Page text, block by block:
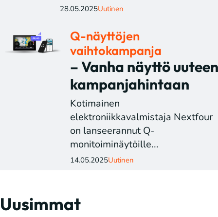
28.05.2025Uutinen
Q-näyttöjen
vaihtokampanja
– Vanha näyttö
kampanjahintaan
Kotimainen
elektroniikkavalmistaja Nextfour
on lanseerannut Q-
monitoiminäytöille...
14.05.2025Uutinen
Uusimmat